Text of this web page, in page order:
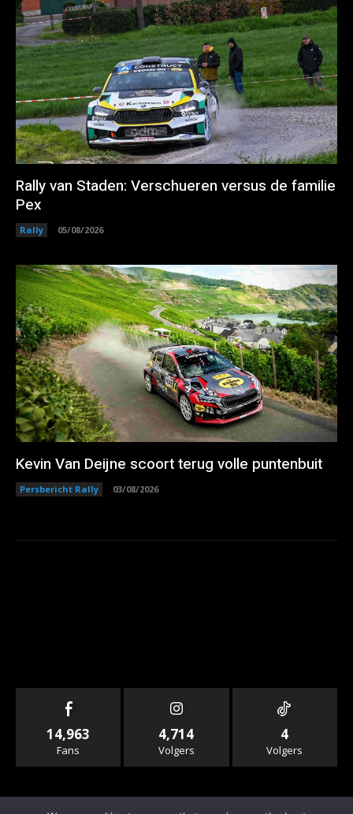
Rally van Staden: Verschueren versus de familie
Pex
Rally 05/08/2026
Kevin Van Deijne scoort terug volle puntenbuit
Persbericht Rally 03/08/2026
14,963
Fans
4,714
Volgers
4
Volgers